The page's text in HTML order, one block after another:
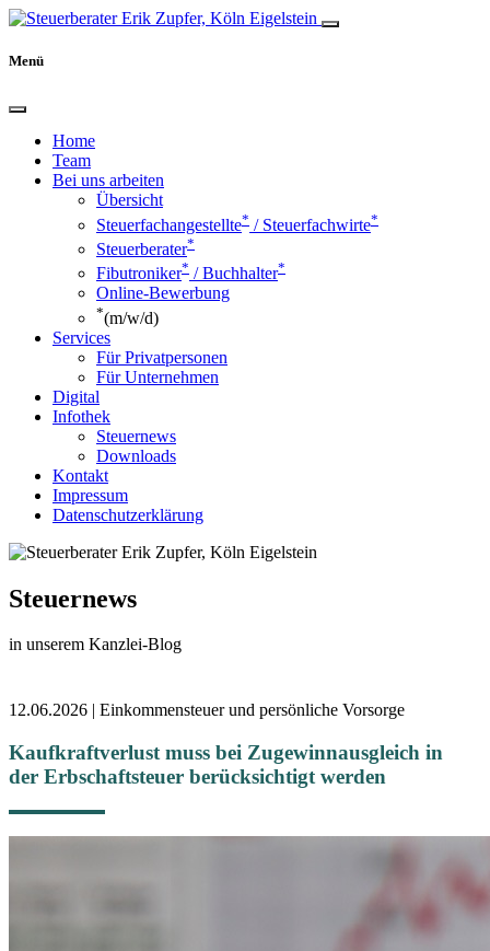
Menü
Home
Team
Bei uns arbeiten
Übersicht
Steuerfachangestellte* / Steuerfachwirte*
Steuerberater*
Fibutroniker* / Buchhalter*
Online-Bewerbung
*(m/w/d)
Services
Für Privatpersonen
Für Unternehmen
Digital
Infothek
Steuernews
Downloads
Kontakt
Impressum
Datenschutzerklärung
Steuernews
in unserem Kanzlei-Blog
12.06.2026 | Einkommensteuer und persönliche Vorsorge
Kaufkraftverlust muss bei Zugewinnausgleich in
der Erbschaftsteuer berücksichtigt werden